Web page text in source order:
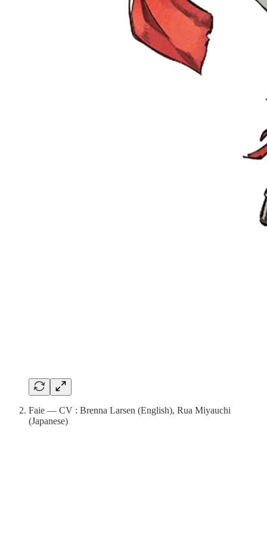
Faie — CV : Brenna Larsen (English), Rua Miyauchi
(Japanese)